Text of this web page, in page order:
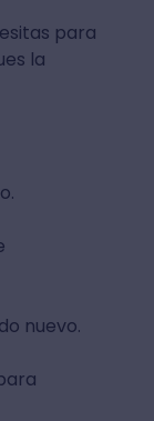
para
la
nuevo.